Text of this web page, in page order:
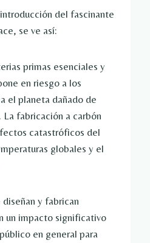
del fascinante
se ve así:
primas esenciales y
en riesgo a los
el planeta dañado de
fabricación a carbón
catastróficos del
globales y el
diseñan y fabrican
un impacto significativo
en general para